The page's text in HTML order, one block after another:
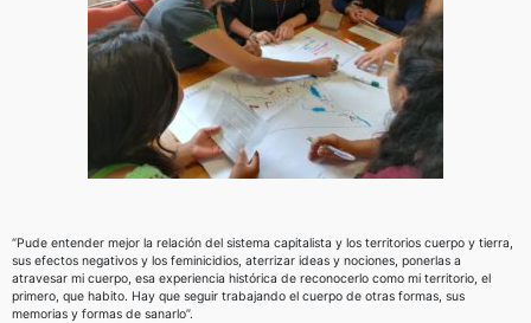
“Pude entender mejor la relación del sistema capitalista y los territorios cuerpo y tierra,
sus efectos negativos y los feminicidios, aterrizar ideas y nociones, ponerlas a
atravesar mi cuerpo, esa experiencia histórica de reconocerlo como mi territorio, el
primero, que habito. Hay que seguir trabajando el cuerpo de otras formas, sus
memorias y formas de sanarlo”.